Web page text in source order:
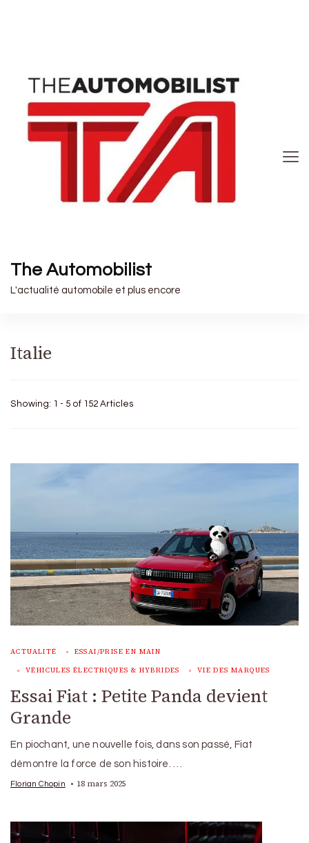
The Automobilist
L'actualité automobile et plus encore
Italie
Showing: 1 - 5 of 152 Articles
ACTUALITÉ ESSAI/PRISE EN MAIN
VÉHICULES ÉLECTRIQUES & HYBRIDES VIE DES MARQUES
Essai Fiat : Petite Panda devient
Grande
En piochant, une nouvelle fois, dans son passé, Fiat
démontre la force de son histoire. …
Florian Chopin 18 mars 2025